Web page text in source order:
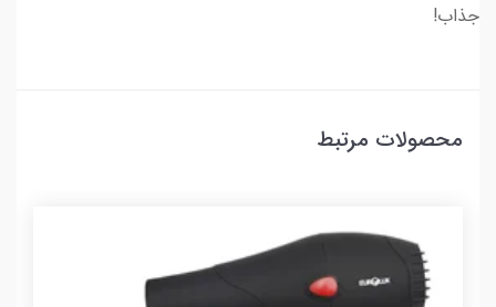
جذاب!
محصولات مرتبط